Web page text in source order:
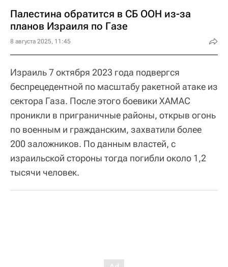
Палестина обратится в СБ ООН из-за
планов Израиля по Газе
8 августа 2025, 11:45
Израиль 7 октября 2023 года подвергся
беспрецедентной по масштабу ракетной атаке из
сектора Газа. После этого боевики ХАМАС
проникли в приграничные районы, открыв огонь
по военным и гражданским, захватили более
200 заложников. По данным властей, с
израильской стороны тогда погибли около 1,2
тысячи человек.